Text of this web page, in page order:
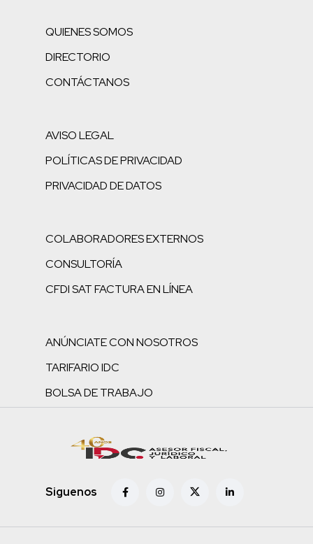
QUIENES SOMOS
DIRECTORIO
CONTÁCTANOS
AVISO LEGAL
POLÍTICAS DE PRIVACIDAD
PRIVACIDAD DE DATOS
COLABORADORES EXTERNOS
CONSULTORÍA
CFDI SAT FACTURA EN LÍNEA
ANÚNCIATE CON NOSOTROS
TARIFARIO IDC
BOLSA DE TRABAJO
Siguenos